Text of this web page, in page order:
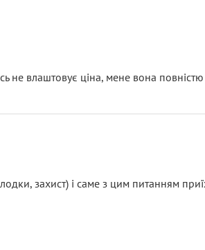
влаштовує ціна, мене вона повністю
захист) і саме з цим питанням